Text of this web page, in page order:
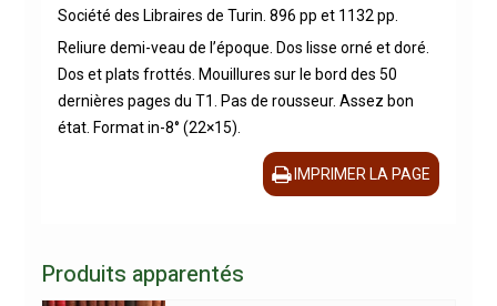
Société des Libraires de Turin. 896 pp et 1132 pp.
Reliure demi-veau de l’époque. Dos lisse orné et doré.
Dos et plats frottés. Mouillures sur le bord des 50
dernières pages du T1. Pas de rousseur. Assez bon
état. Format in-8° (22×15).
IMPRIMER LA PAGE
Produits apparentés